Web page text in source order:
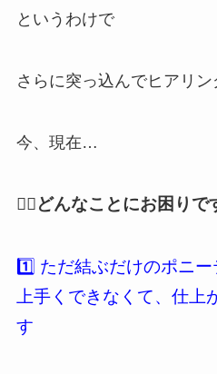
というわけで
さらに突っ込んでヒアリ
今、現在…
💁‍♀️どんなことにお困りで
1️⃣ ただ結ぶだけのポニー
上手くできなくて、仕上
す